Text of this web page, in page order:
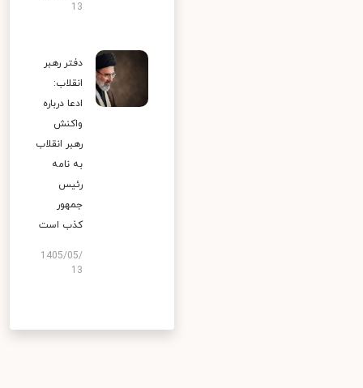
13
دفتر رهبر
انقلاب:
ادعا درباره
واکنش
رهبر انقلاب
به نامه
رئیس
جمهور
کذب است
1405/05/
13